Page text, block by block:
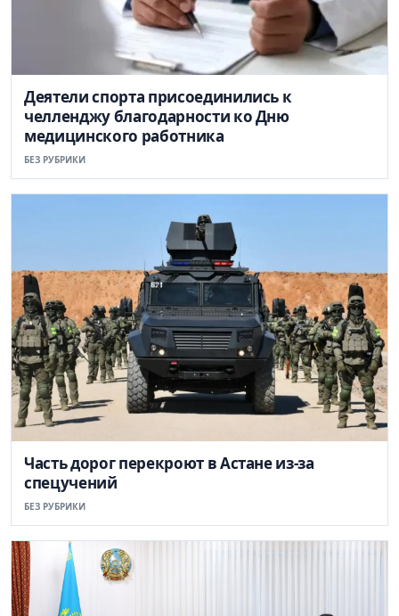
Деятели спорта присоединились к
челленджу благодарности ко Дню
медицинского работника
БЕЗ РУБРИКИ
Часть дорог перекроют в Астане из-за
спецучений
БЕЗ РУБРИКИ